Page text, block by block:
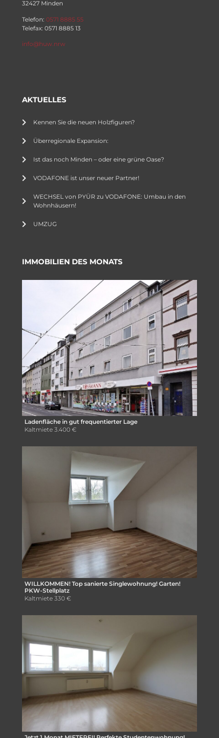
32427 Minden
Telefon: 0571 8885 55
Telefax: 0571 8885 13
info@huw.nrw
AKTUELLES
Kennen Sie die neuen Holzfiguren?
Überregionale Expansion:
Ist das noch Minden – oder eine grüne Oase?
VODAFONE ist unser neuer Partner!
WECHSEL von PYÜR zu VODAFONE: Umbau in den
Wohnhäusern!
UMZUG
IMMOBILIEN DES MONATS
Ladenfläche in gut frequentierter Lage
Kaltmiete 3.400 €
WILLKOMMEN! Top sanierte Singlewohnung! Garten!
PKW-Stellplatz
Kaltmiete 330 €